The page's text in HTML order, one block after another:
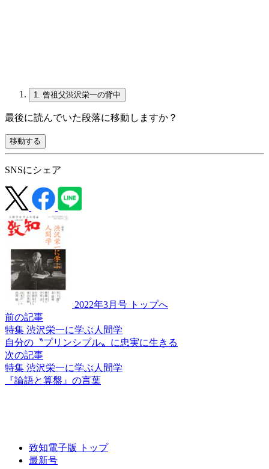
1. 曾祖父渋沢栄一の背中
最後に読んでいた段落に移動しますか？
移動する
SNSにシェア
2022年3月号 トップへ
前の記事
特集 渋沢栄一に学ぶ人間学
自分の〝プリンシプル〟 に忠実に生きる
次の記事
特集 渋沢栄一に学ぶ人間学
『論語と算盤』の言葉
致知電子版 トップ
最新号